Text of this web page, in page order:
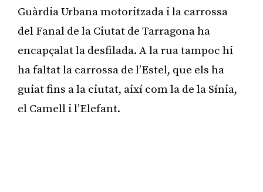
Guàrdia Urbana motoritzada i la carrossa
del Fanal de la Ciutat de Tarragona ha
encapçalat la desfilada. A la rua tampoc hi
ha faltat la carrossa de l’Estel, que els ha
guiat fins a la ciutat, així com la de la Sínia,
el Camell i l’Elefant.